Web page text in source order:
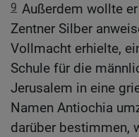
9 Außerdem wollte
Zentner Silber
Vollmacht erhielte,
Schule für die
Jerusalem in eine
Namen Antiochia
darüber bestimmen,